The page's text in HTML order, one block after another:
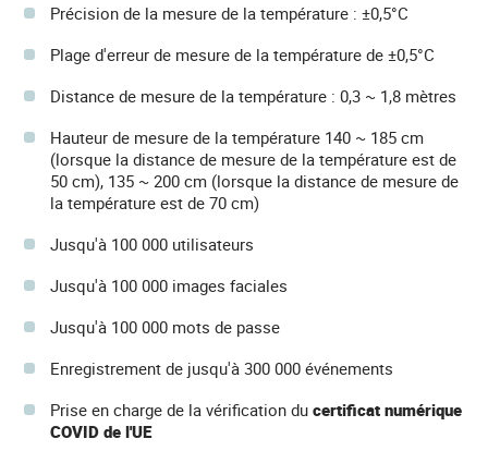
Précision de la mesure de la température : ±0,5°C
Plage d'erreur de mesure de la température de ±0,5°C
Distance de mesure de la température : 0,3 ~ 1,8 mètres
Hauteur de mesure de la température 140 ~ 185 cm
(lorsque la distance de mesure de la température est de
50 cm), 135 ~ 200 cm (lorsque la distance de mesure de
la température est de 70 cm)
Jusqu'à 100 000 utilisateurs
Jusqu'à 100 000 images faciales
Jusqu'à 100 000 mots de passe
Enregistrement de jusqu'à 300 000 événements
Prise en charge de la vérification du certificat numérique
COVID de l'UE